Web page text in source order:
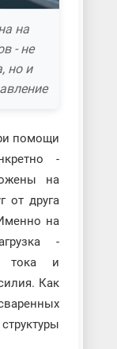
на
- не
но и
помощи
-
на
от друга
на
-
тока и
Как